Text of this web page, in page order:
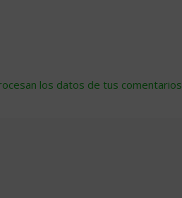
los datos de tus comentarios